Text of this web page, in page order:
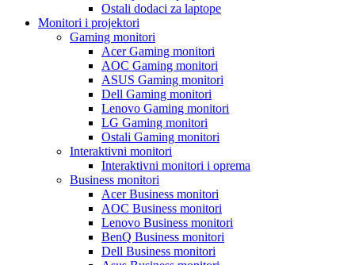
Ostali dodaci za laptope
Monitori i projektori
Gaming monitori
Acer Gaming monitori
AOC Gaming monitori
ASUS Gaming monitori
Dell Gaming monitori
Lenovo Gaming monitori
LG Gaming monitori
Ostali Gaming monitori
Interaktivni monitori
Interaktivni monitori i oprema
Business monitori
Acer Business monitori
AOC Business monitori
Lenovo Business monitori
BenQ Business monitori
Dell Business monitori